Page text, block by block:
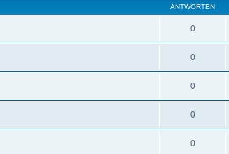
ANTWORTEN
0
0
0
0
0